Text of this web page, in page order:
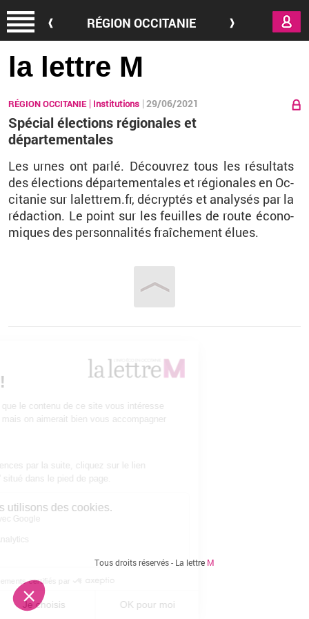
RÉGION OCCITANIE
la lettre M
RÉGION OCCITANIE Institutions 29/06/2021
Spécial élections régionales et
départementales
Les urnes ont parlé. Dé­cou­vrez tous les ré­sul­tats
des élec­tions dé­par­te­men­tales et ré­gio­nales en Oc­
ci­ta­nie sur la­let­trem.​fr, dé­cryp­tés et ana­ly­sés par la
ré­dac­tion. Le point sur les feuilles de route éco­no­
miques des per­son­na­li­tés fraî­che­ment élues.
Tous droits réservés - La lettre M